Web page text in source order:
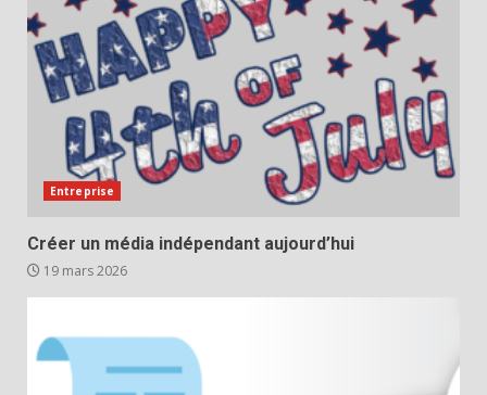
Entreprise
Créer un média indépendant aujourd’hui
19 mars 2026